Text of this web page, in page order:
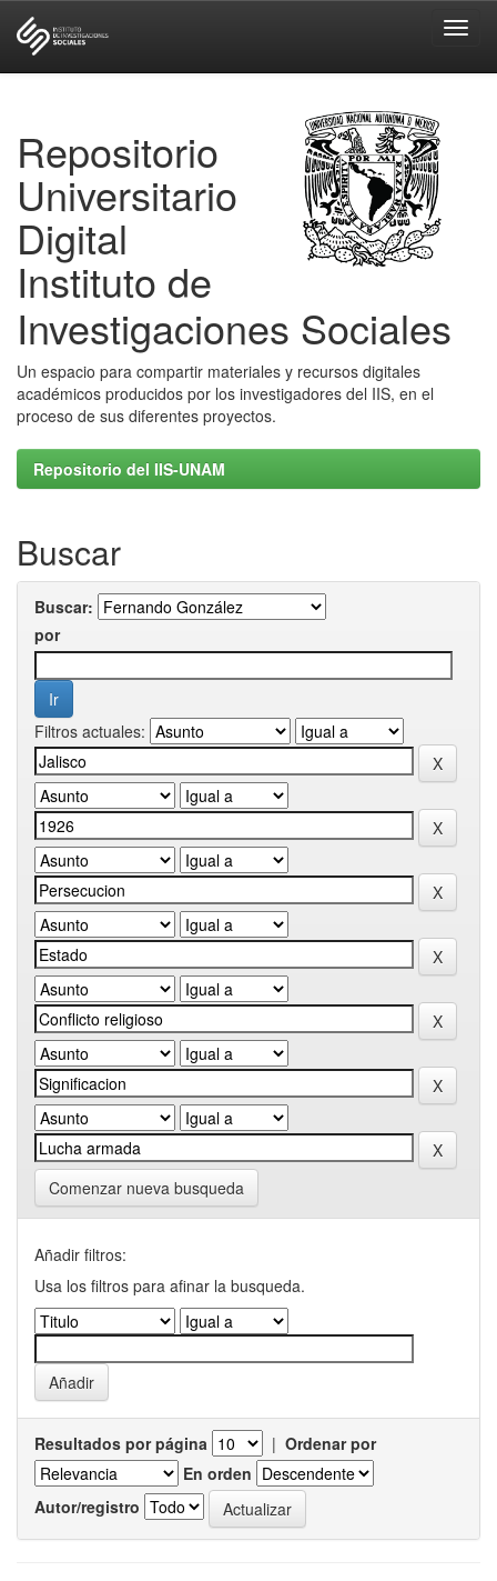
Repositorio
Universitario
Digital
Instituto de
Investigaciones Sociales
Un espacio para compartir materiales y recursos digitales
académicos producidos por los investigadores del IIS, en el
proceso de sus diferentes proyectos.
Repositorio del IIS-UNAM
Buscar
Buscar:
por
Filtros actuales:
Comenzar nueva busqueda
Añadir filtros:
Usa los filtros para afinar la busqueda.
Resultados por página | Ordenar por
En orden
Autor/registro